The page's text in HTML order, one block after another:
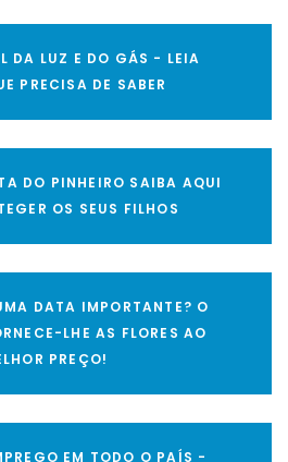
DA LUZ E DO GÁS - LEIA
PRECISA DE SABER
DO PINHEIRO SAIBA AQUI
OS SEUS FILHOS
DATA IMPORTANTE? O
LHE AS FLORES AO
PREÇO!
EM TODO O PAÍS -